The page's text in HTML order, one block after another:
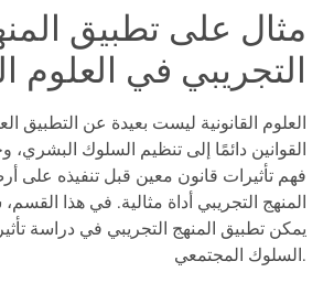
مثال على تطبيق
التجريبي في العلوم
العلوم القانونية ليست بعيدة عن التطبيق
القوانين دائمًا إلى تنظيم السلوك البشري،
فهم تأثيرات قانون معين قبل تنفيذه على
المنهج التجريبي أداة مثالية. في هذا
يمكن تطبيق المنهج التجريبي في دراسة
السلوك المجتمعي.